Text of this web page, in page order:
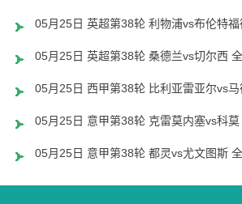
05月25日 英超第38轮 利物浦vs布伦特
05月25日 英超第38轮 桑德兰vs切尔西
05月25日 西甲第38轮 比利亚雷亚尔vs
05月25日 意甲第38轮 克雷莫内塞vs科莫
05月25日 意甲第38轮 都灵vs尤文图斯